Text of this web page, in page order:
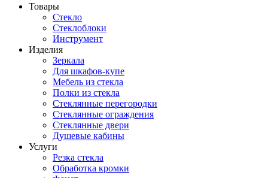
Товары
Стекло
Стеклоблоки
Инструмент
Изделия
Зеркала
Для шкафов-купе
Мебель из стекла
Полки из стекла
Стеклянные перегородки
Стеклянные ограждения
Стеклянные двери
Душевые кабины
Услуги
Резка стекла
Обработка кромки